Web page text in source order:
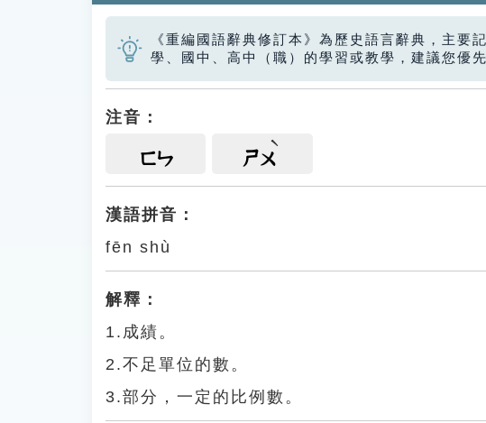
《重編國語辭典修訂本》為歷史語言辭典，主要
學、國中、高中（職）的學習或教學，建議您優
注音：
ㄈㄣ ㄕㄨ
漢語拼音：
fēn shù
解釋：
1.成績。
2.不足單位的數。
3.部分，一定的比例數。